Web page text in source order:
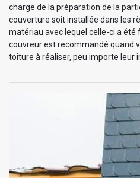
charge de la préparation de la
couverture soit installée dans les
matériau avec lequel celle-ci a été
couvreur est recommandé quand
toiture à réaliser, peu importe leur